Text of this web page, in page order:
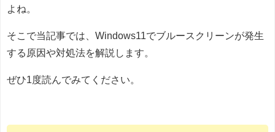
よね。
そこで当記事では、Windows11でブルースクリーンが発生
する原因や対処法を解説します。
ぜひ1度読んでみてください。